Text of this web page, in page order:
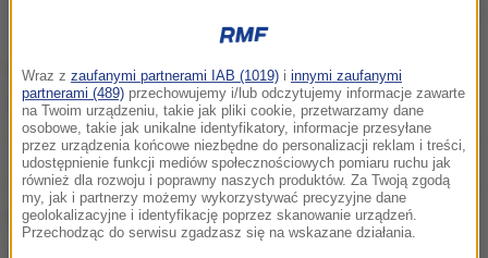
Ratownicy otrzymali wezwanie o pomoc po zmroku.
Dotarli do turystów i sprowadzili ich do schroniska.
Jak zapewnili goprowcy, turyści byli w dobrym stanie.
To była kolejna taka akcja w sobotę w rejonie Babiej
Góry. Lokalny portal informacyjny sucha24.pl podał,
Wraz z zaufanymi partnerami IAB (1019) i innymi zaufanymi
partnerami (489) przechowujemy i/lub odczytujemy informacje zawarte
na Twoim urządzeniu, takie jak pliki cookie, przetwarzamy dane
osobowe, takie jak unikalne identyfikatory, informacje przesyłane
przez urządzenia końcowe niezbędne do personalizacji reklam i treści,
udostępnienie funkcji mediów społecznościowych pomiaru ruchu jak
również dla rozwoju i poprawny naszych produktów. Za Twoją zgodą
my, jak i partnerzy możemy wykorzystywać precyzyjne dane
geolokalizacyjne i identyfikację poprzez skanowanie urządzeń.
Przechodząc do serwisu zgadzasz się na wskazane działania.